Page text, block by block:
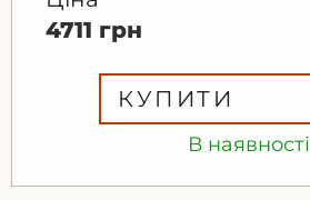
В наявності
4711 грн
КУПИТИ